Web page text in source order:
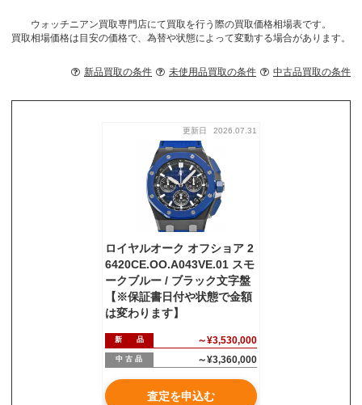
店舗一覧
お気軽にご相談ください
0120-954-800
(11:00～20:00年中無休)
24時間受付中！
メール査定はこちらから
ウォッチニアン買取専門店にて買取を行う際の買取価格相場表です。
買取相場価格は目安の価格で、為替や状態によって変動する場合があります。
新品買取の条件 未使用品買取の条件 中古品買取の条件
更新日 2026.07.31
ロイヤルオーク オフショア 2
6420CE.OO.A043VE.01 スモ
ークブルー / ブラック文字盤
【※保証書日付や状態で金額
は変わります】
新 品 ～¥3,530,000
中 古 品 ～¥3,360,000
査定を申込む